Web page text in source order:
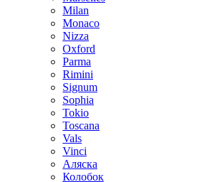
Milan
Monaco
Nizza
Oxford
Parma
Rimini
Signum
Sophia
Tokio
Toscana
Vals
Vinci
Аляска
Колобок